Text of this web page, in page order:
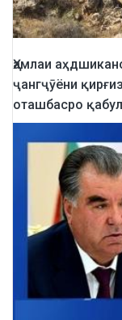
Ҳамлаи
ҷангҷӯёни
оташбасро